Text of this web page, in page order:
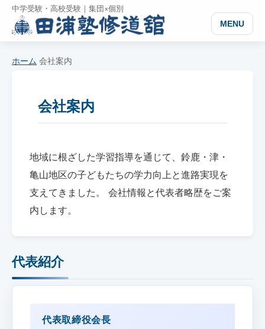
中学受験・高校受験｜集団×個別
MENU
ホーム 会社案内
会社案内
地域に根ざした学習指導を通じて、鈴鹿・津・
亀山地区の子どもたちの学力向上と進路実現を
支えてきました。 会社情報と代表者略歴をご案
内します。
代表紹介
代表取締役会長